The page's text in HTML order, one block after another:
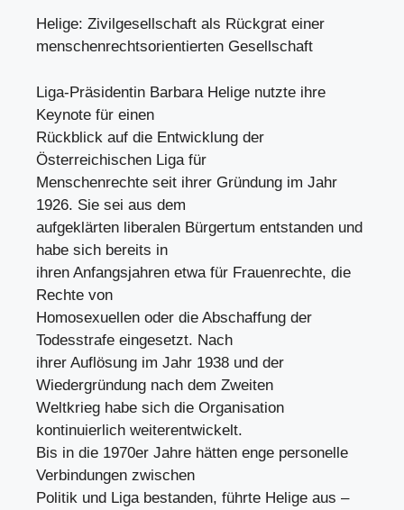
Helige: Zivilgesellschaft als Rückgrat einer
menschenrechtsorientierten Gesellschaft
Liga-Präsidentin Barbara Helige nutzte ihre
Keynote für einen
Rückblick auf die Entwicklung der
Österreichischen Liga für
Menschenrechte seit ihrer Gründung im Jahr
1926. Sie sei aus dem
aufgeklärten liberalen Bürgertum entstanden und
habe sich bereits in
ihren Anfangsjahren etwa für Frauenrechte, die
Rechte von
Homosexuellen oder die Abschaffung der
Todesstrafe eingesetzt. Nach
ihrer Auflösung im Jahr 1938 und der
Wiedergründung nach dem Zweiten
Weltkrieg habe sich die Organisation
kontinuierlich weiterentwickelt.
Bis in die 1970er Jahre hätten enge personelle
Verbindungen zwischen
Politik und Liga bestanden, führte Helige aus –